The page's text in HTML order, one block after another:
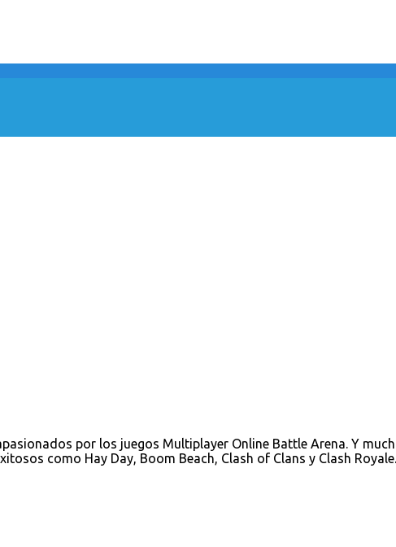
por los juegos Multiplayer Online Battle Arena. Y
como Hay Day, Boom Beach, Clash of Clans y Clash Royale.